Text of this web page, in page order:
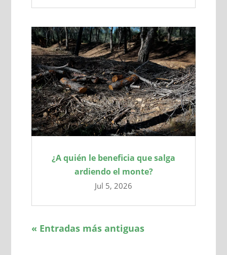
¿A quién le beneficia que salga
ardiendo el monte?
Jul 5, 2026
« Entradas más antiguas